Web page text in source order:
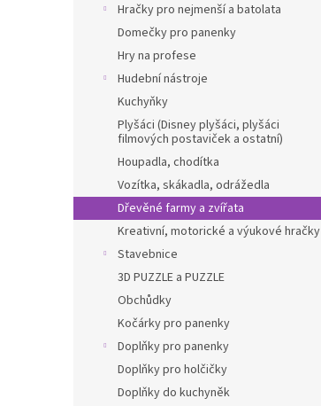
Hračky pro nejmenší a batolata
Domečky pro panenky
Hry na profese
Hudební nástroje
Kuchyňky
Plyšáci (Disney plyšáci, plyšáci
filmových postaviček a ostatní)
Houpadla, chodítka
Vozítka, skákadla, odrážedla
Dřevěné farmy a zvířata
Kreativní, motorické a výukové hračky
Stavebnice
3D PUZZLE a PUZZLE
Obchůdky
Kočárky pro panenky
Doplňky pro panenky
Doplňky pro holčičky
Doplňky do kuchyněk